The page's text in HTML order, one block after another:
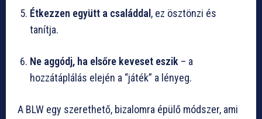
Étkezzen együtt a családdal , ez ösztönzi és
tanítja.
Ne aggódj, ha elsőre keveset eszik – a
hozzátáplálás elején a “játék” a lényeg.
A BLW egy szerethető, bizalomra épülő módszer, ami